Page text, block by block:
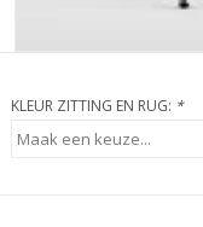
KLEUR ZITTING EN RUG: *